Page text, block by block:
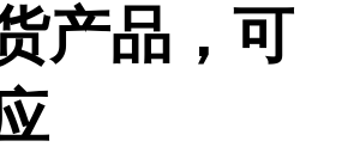
产品，可